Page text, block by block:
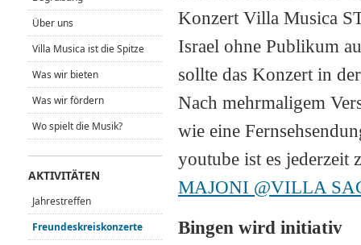
Konzert Villa Musica
Israel ohne Publikum
sollte das Konzert in
Nach mehrmaligem
wie eine
youtube ist es jederzeit
MAJONI @VILLA
Bingen wird initiativ
Über uns
Villa Musica ist die Spitze
Was wir bieten
Was wir fördern
Wo spielt die Musik?
AKTIVITÄTEN
Jahrestreffen
Freundeskreiskonzerte